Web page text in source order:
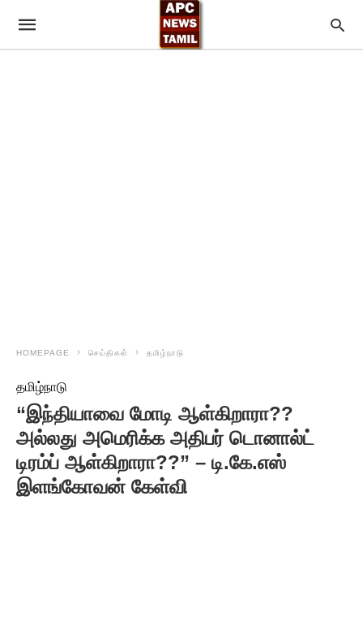
HOMEPAGE செய்திகள் தமிழ்நாடு
தமிழ்நாடு
“இந்தியாவை மோடி ஆள்கிறாரா??
அல்லது அமெரிக்க அதிபர் டொனால்ட்
டிரம்ப் ஆள்கிறாரா??” – டி.கே.எஸ்
இளங்கோவன் கேள்வி